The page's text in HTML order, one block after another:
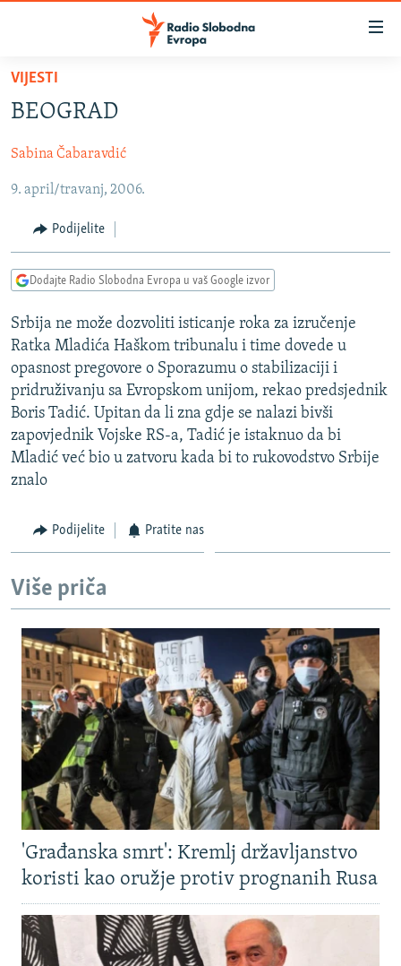
Pređite
glavni
Pređite
na
navigaciju
Pređite
na
pretragu
SRBIJA
KOSOVO
CRNA GORA
VIZUELNO
VIDEO
FOTOGALERIJE
INFOGRAFIKE
PODCASTI
RAT U UKRAJINI
KINA NA BALKANU
RSE PRIČE IZ SVIJETA
ISPRIČAJ MI
DNEVNO@RSE
SPECIJALI RSE
POPLAVE I KLIZIŠTA U BIH 2024.
TV LIBERTY
POST SCRIPTUM
MOJA EVROPA
TRI DECENIJE OD RATA U BIH
SVE KARTE DEJTONA
NASTANAK I RASPAD JUGOSLAVIJE
PRATITE NAS
Sve RFE/RL stranice
VIJESTI
BEOGRAD
Sabina Čabaravdić
9. april/travanj, 2006.
Podijelite
Dodajte Radio Slobodna Evropa u vaš Google izvor
Srbija ne može dozvoliti isticanje roka za izručenje
Ratka Mladića Haškom tribunalu i time dovede u
opasnost pregovore o Sporazumu o stabilizaciji i
pridruživanju sa Evropskom unijom, rekao predsjednik
Boris Tadić. Upitan da li zna gdje se nalazi bivši
zapovjednik Vojske RS-a, Tadić je istaknuo da bi
Mladić već bio u zatvoru kada bi to rukovodstvo Srbije
znalo
Podijelite Pratite nas
Više priča
'Građanska smrt': Kremlj državljanstvo
koristi kao oružje protiv prognanih Rusa